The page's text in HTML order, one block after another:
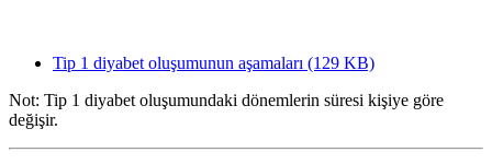
Tip 1 diyabet oluşumunun aşamaları (129 KB)
Not: Tip 1 diyabet oluşumundaki dönemlerin süresi kişiye göre
değişir.